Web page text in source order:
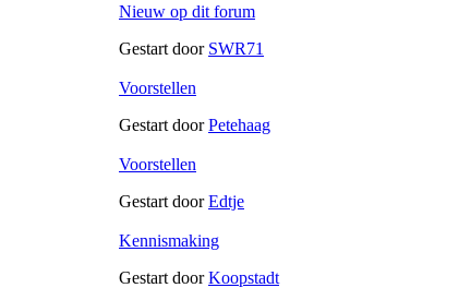
Nieuw op dit forum
Gestart door SWR71
Voorstellen
Gestart doorPetehaag
Voorstellen
Gestart doorEdtje
Kennismaking
Gestart doorKoopstadt